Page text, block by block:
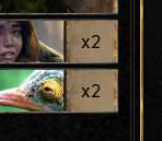
x2
x2